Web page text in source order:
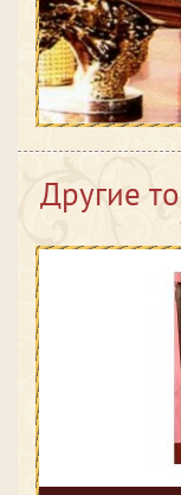
Другие